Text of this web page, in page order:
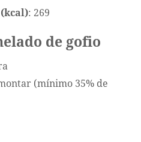
: 269
de gofio
(mínimo 35% de